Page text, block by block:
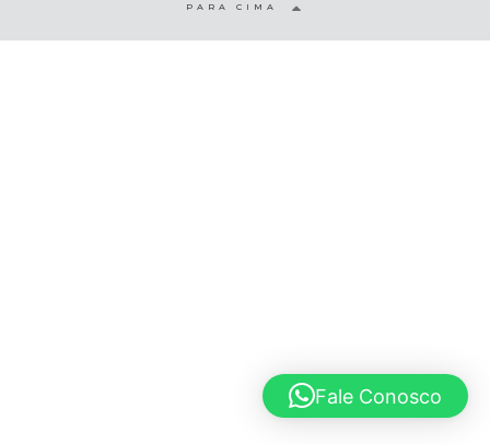
PARA CIMA
Fale Conosco